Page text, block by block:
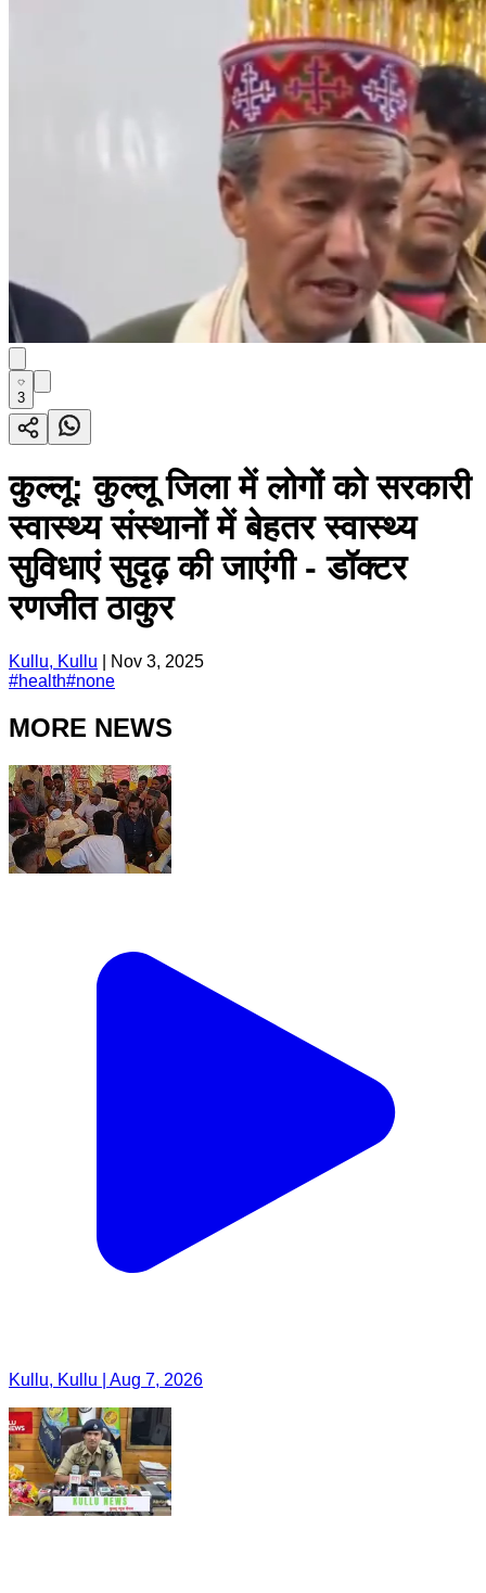
3
कुल्लू: कुल्लू जिला में लोगों को सरकारी
स्वास्थ्य संस्थानों में बेहतर स्वास्थ्य
सुविधाएं सुदृढ़ की जाएंगी - डॉक्टर
रणजीत ठाकुर
Kullu, Kullu
Nov 3, 2025
#health#none
MORE NEWS
Kullu, Kullu | Aug 7, 2026